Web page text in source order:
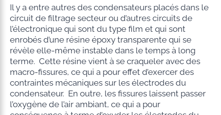
Il y a entre autres des condensateurs placés dans le
circuit de filtrage secteur ou d’autres circuits de
l’électronique qui sont du type film et qui sont
enrobés d’une résine époxy transparente qui se
révèle elle-même instable dans le temps à long
terme. Cette résine vient à se craqueler avec des
macro-fissures, ce qui a pour effet d’exercer des
contraintes mécaniques sur les électrodes du
condensateur. En outre, les fissures laissent passer
l’oxygène de l’air ambiant, ce qui a pour